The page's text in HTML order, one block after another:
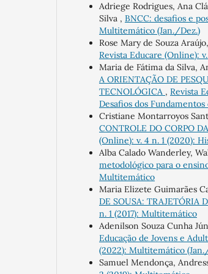
Adriege Rodrigues, Ana
Silva , BNCC: desafios e
Multitemático (Jan./Dez.)
Rose Mary de Souza Araújo,
Revista Educare (Online):
Maria de Fátima da Silva,
A ORIENTAÇÃO DE
TECNOLÓGICA , Revista
Desafios dos Fundamentos
Cristiane Montarroyos
CONTROLE DO CORPO
(Online): v. 4 n. 1 (2020):
Alba Calado Wanderley,
metodológico para o
Multitemático
Maria Elizete Guimarães
DE SOUSA: TRAJETÓRIA
n. 1 (2017): Multitemático
Adenilson Souza Cunha
Educação de Jovens e
(2022): Multitemático
Samuel Mendonça,